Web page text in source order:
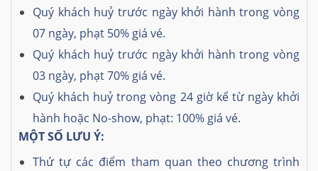
Quý khách huỷ trước ngày khởi hành trong vòng
07 ngày, phạt 50% giá vé.
Quý khách huỷ trước ngày khởi hành trong vòng
03 ngày, phạt 70% giá vé.
Quý khách huỷ trong vòng 24 giờ kể từ ngày khởi
hành hoặc No-show, phạt: 100% giá vé.
MỘT SỐ LƯU Ý:
Thứ tự các điểm tham quan theo chương trình